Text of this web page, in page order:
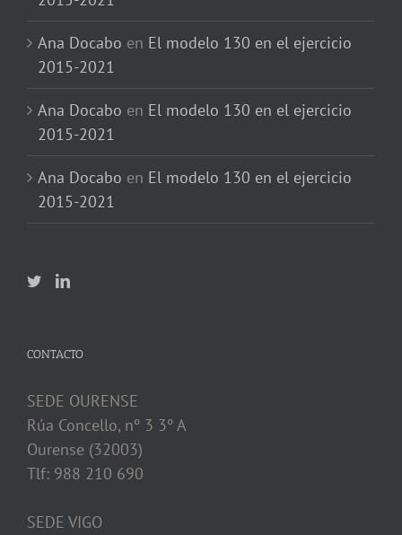
Ana Docabo en El modelo 130 en el ejercicio
2015-2021
Ana Docabo en El modelo 130 en el ejercicio
2015-2021
Ana Docabo en El modelo 130 en el ejercicio
2015-2021
CONTACTO
SEDE OURENSE
Rúa Concello, nº 3 3º A
Ourense (32003)
Tlf: 988 210 690
SEDE VIGO